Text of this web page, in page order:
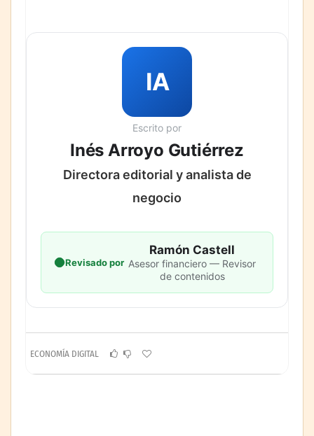
IA
Escrito por
Inés Arroyo Gutiérrez
Directora editorial y analista de
negocio
Revisado por
Ramón Castell
Asesor financiero — Revisor
de contenidos
ECONOMÍA DIGITAL